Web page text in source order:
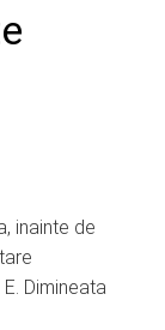
inainte de
Dimineata